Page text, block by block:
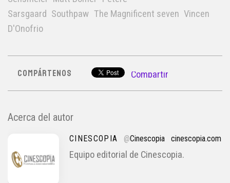
Sarsgaard Southpaw The Magnificent seven Vincen
D'Onofrio
COMPÁRTENOS Compartir
Acerca del autor
CINESCOPIA @Cinescopia cinescopia.com
Equipo editorial de Cinescopia.